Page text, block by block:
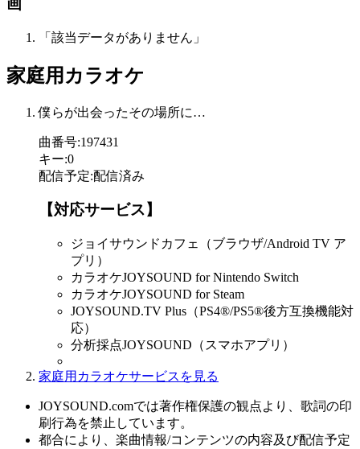
画
「該当データがありません」
家庭用カラオケ
僕らが出会ったその場所に…
曲番号:197431
キー:0
配信予定:配信済み
【対応サービス】
ジョイサウンドカフェ（ブラウザ/Android TV ア
プリ）
カラオケJOYSOUND for Nintendo Switch
カラオケJOYSOUND for Steam
JOYSOUND.TV Plus（PS4®/PS5®後方互換機能対
応）
分析採点JOYSOUND（スマホアプリ）
家庭用カラオケサービスを見る
JOYSOUND.comでは著作権保護の観点より、歌詞の印
刷行為を禁止しています。
都合により、楽曲情報/コンテンツの内容及び配信予定